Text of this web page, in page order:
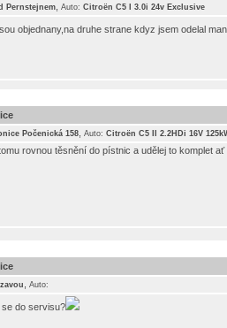
Pernstejnem Auto: Citroën C5 I 3.0i 24v Exclusive
objednany,na druhe strane kdyz jsem odelal
Počenická 158 Auto: Citroën C5 II 2.2HDi 16V
rovnou těsnění do pístnic a udělej to komplet
Auto:
do servisu?